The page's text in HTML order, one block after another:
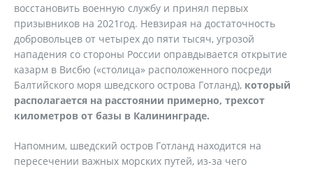
восстановить военную службу и принял первых
призывников на 2021год. Невзирая на достаточность
добровольцев от четырех до пяти тысяч, угрозой
нападения со стороны России оправдывается открытие
казарм в Висбю («столица» расположенного посреди
Балтийского моря шведского острова Готланд), который
располагается на расстоянии примерно, трехсот
километров от базы в Калининграде.
Напомним, шведский остров Готланд находится на
пересечении важных морских путей, из-за чего